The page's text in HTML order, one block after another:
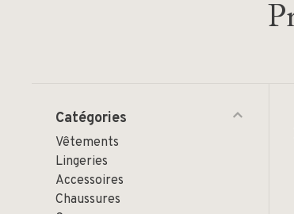
Catégories
Vêtements
Lingeries
Accessoires
Chaussures